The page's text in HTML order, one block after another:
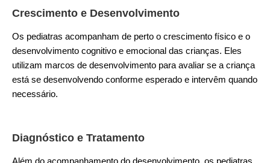
Crescimento e Desenvolvimento
Os pediatras acompanham de perto o crescimento físico e o
desenvolvimento cognitivo e emocional das crianças. Eles
utilizam marcos de desenvolvimento para avaliar se a criança
está se desenvolvendo conforme esperado e intervêm quando
necessário.
Diagnóstico e Tratamento
Além do acompanhamento do desenvolvimento, os pediatras